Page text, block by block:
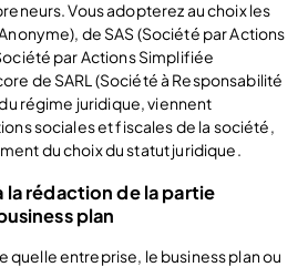
Vous adopterez au choix les
de SAS (Société par Actions
par Actions Simplifiée
de SARL (Société à Responsabilité
régime juridique, viennent
sociales et fiscales de la société,
du choix du statut juridique.
la rédaction de la partie
plan
quelle entreprise, le business plan ou